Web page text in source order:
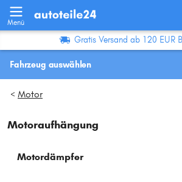
Menü
Gratis Versand ab 120 EUR
Fahrzeug auswählen
> Motor
Motoraufhängung
Motordämpfer